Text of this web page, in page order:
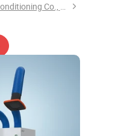
Beijing Holtop Air Conditioning Co., Ltd.